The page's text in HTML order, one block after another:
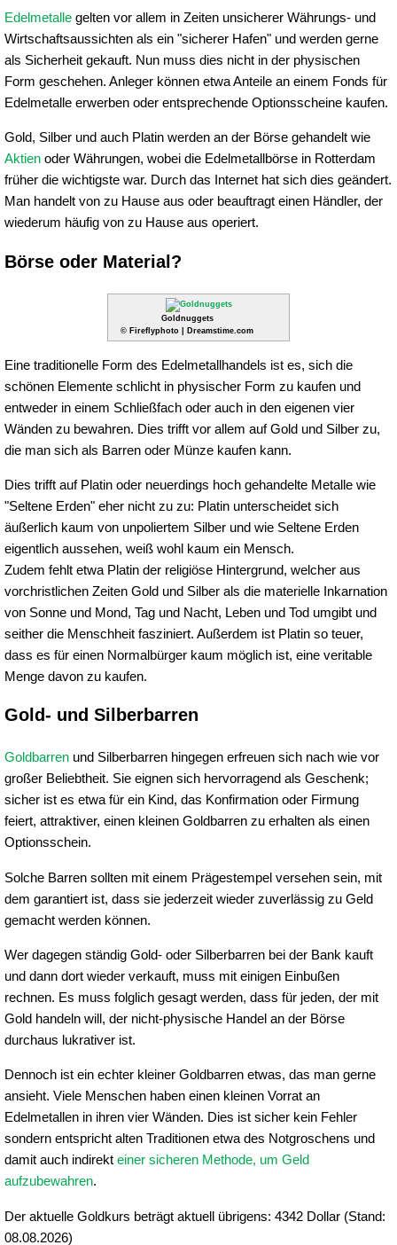
Edelmetalle gelten vor allem in Zeiten unsicherer Währungs- und
Wirtschaftsaussichten als ein "sicherer Hafen" und werden gerne
als Sicherheit gekauft. Nun muss dies nicht in der physischen
Form geschehen. Anleger können etwa Anteile an einem Fonds für
Edelmetalle erwerben oder entsprechende Optionsscheine kaufen.
Gold, Silber und auch Platin werden an der Börse gehandelt wie
Aktien oder Währungen, wobei die Edelmetallbörse in Rotterdam
früher die wichtigste war. Durch das Internet hat sich dies geändert.
Man handelt von zu Hause aus oder beauftragt einen Händler, der
wiederum häufig von zu Hause aus operiert.
Börse oder Material?
Goldnuggets
© Fireflyphoto | Dreamstime.com
Eine traditionelle Form des Edelmetallhandels ist es, sich die
schönen Elemente schlicht in physischer Form zu kaufen und
entweder in einem Schließfach oder auch in den eigenen vier
Wänden zu bewahren. Dies trifft vor allem auf Gold und Silber zu,
die man sich als Barren oder Münze kaufen kann.
Dies trifft auf Platin oder neuerdings hoch gehandelte Metalle wie
"Seltene Erden" eher nicht zu zu: Platin unterscheidet sich
äußerlich kaum von unpoliertem Silber und wie Seltene Erden
eigentlich aussehen, weiß wohl kaum ein Mensch.
Zudem fehlt etwa Platin der religiöse Hintergrund, welcher aus
vorchristlichen Zeiten Gold und Silber als die materielle Inkarnation
von Sonne und Mond, Tag und Nacht, Leben und Tod umgibt und
seither die Menschheit fasziniert. Außerdem ist Platin so teuer,
dass es für einen Normalbürger kaum möglich ist, eine veritable
Menge davon zu kaufen.
Gold- und Silberbarren
Goldbarren und Silberbarren hingegen erfreuen sich nach wie vor
großer Beliebtheit. Sie eignen sich hervorragend als Geschenk;
sicher ist es etwa für ein Kind, das Konfirmation oder Firmung
feiert, attraktiver, einen kleinen Goldbarren zu erhalten als einen
Optionsschein.
Solche Barren sollten mit einem Prägestempel versehen sein, mit
dem garantiert ist, dass sie jederzeit wieder zuverlässig zu Geld
gemacht werden können.
Wer dagegen ständig Gold- oder Silberbarren bei der Bank kauft
und dann dort wieder verkauft, muss mit einigen Einbußen
rechnen. Es muss folglich gesagt werden, dass für jeden, der mit
Gold handeln will, der nicht-physische Handel an der Börse
durchaus lukrativer ist.
Dennoch ist ein echter kleiner Goldbarren etwas, das man gerne
ansieht. Viele Menschen haben einen kleinen Vorrat an
Edelmetallen in ihren vier Wänden. Dies ist sicher kein Fehler
sondern entspricht alten Traditionen etwa des Notgroschens und
damit auch indirekt einer sicheren Methode, um Geld
aufzubewahren.
Der aktuelle Goldkurs beträgt aktuell übrigens: 4342 Dollar (Stand:
08.08.2026)